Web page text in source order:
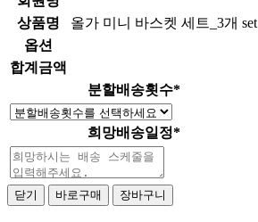
상품명
올가 미니 바스켓 세트_3개 set
옵션
합계금액
분할배송횟수*
희망배송일정*
닫기 바로구매 장바구니